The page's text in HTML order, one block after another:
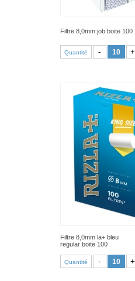
Filtre 8,0mm job boite 100
Quantité - +
Filtre 8,0mm la+ bleu
regular boite 100
Quantité - +